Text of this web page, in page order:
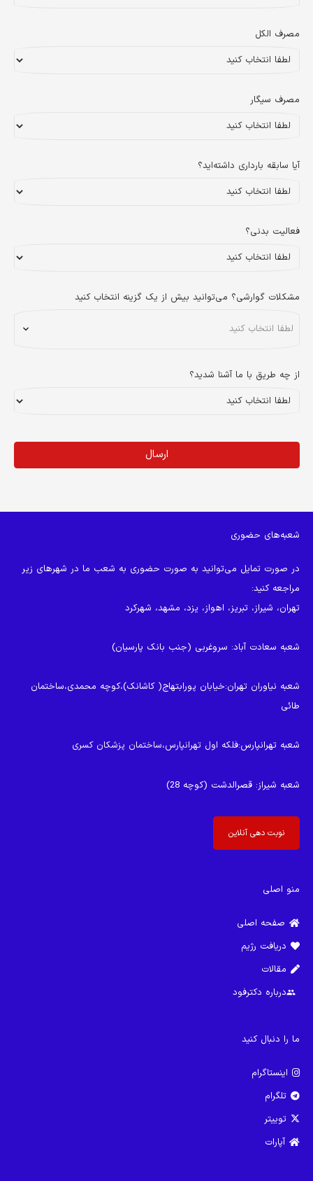
مصرف الکل
مصرف سیگار
آیا سابقه بارداری داشته‌اید؟
فعالیت بدنی؟
مشکلات گوارشی؟ می‌توانید بیش از یک گزینه انتخاب کنید
از چه طریق با ما آشنا شدید؟
ارسال
رها
شود.
شعبه‌های حضوری
در صورت تمایل می‌توانید به صورت حضوری به شعب ما در شهرهای زیر
مراجعه کنید:
تهران، شیراز، تبریز، اهواز، یزد، مشهد، شهرکرد
شعبه سعادت آباد: سروغربی (جنب بانک پارسیان)
شعبه نیاوران تهران:خیابان پورابتهاج( کاشانک)،کوچه محمدی،ساختمان
طائی
شعبه تهرانپارس:فلکه اول تهرانپارس،ساختمان پزشکان کسری
شعبه شیراز: قصرالدشت (کوچه 28)
نوبت دهی آنلاین
منو اصلی
صفحه اصلی
دریافت رژیم
مقالات
groupدرباره دکترفود
ما را دنبال کنید
اینستاگرام
تلگرام
توییتر
آپارات